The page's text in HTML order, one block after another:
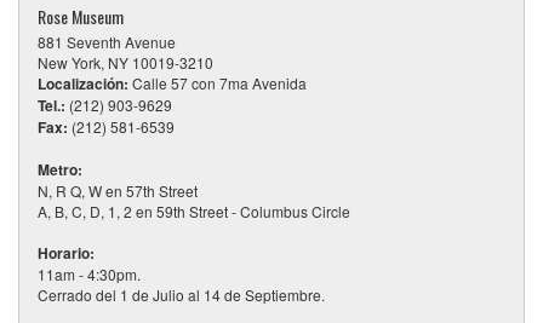
Rose Museum
881 Seventh Avenue
New York, NY 10019-3210
Localización: Calle 57 con 7ma Avenida
Tel.: (212) 903-9629
Fax: (212) 581-6539
Metro:
N, R Q, W en 57th Street
A, B, C, D, 1, 2 en 59th Street - Columbus Circle
Horario:
11am - 4:30pm.
Cerrado del 1 de Julio al 14 de Septiembre.